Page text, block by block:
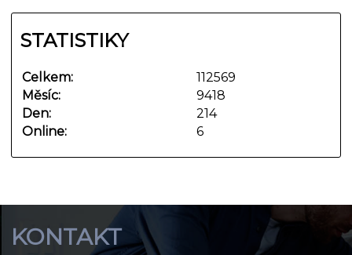
STATISTIKY
Online: 6
Celkem:
112569
Měsíc:
9418
Den:
214
KONTAKT